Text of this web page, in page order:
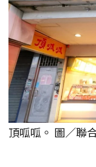
頂呱呱。 圖／聯